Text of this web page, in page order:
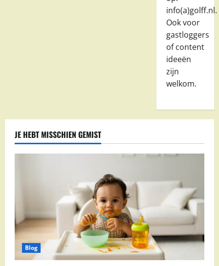
info(a)golff.nl.
Ook voor
gastloggers
of content
ideeën
zijn
welkom.
JE HEBT MISSCHIEN GEMIST
Blog